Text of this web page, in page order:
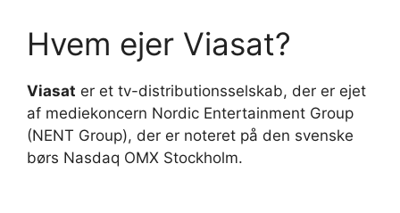
Hvem ejer Viasat?
Viasat er et tv-distributionsselskab, der er ejet
af mediekoncern Nordic Entertainment Group
(NENT Group), der er noteret på den svenske
børs Nasdaq OMX Stockholm.